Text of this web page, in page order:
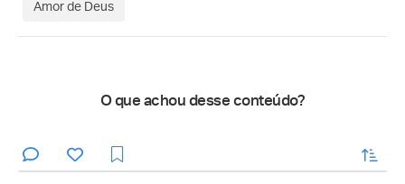
Amor de Deus
O que achou desse conteúdo?
enviar